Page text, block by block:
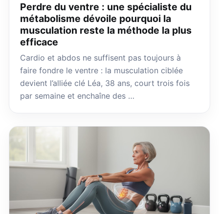
Perdre du ventre : une spécialiste du
métabolisme dévoile pourquoi la
musculation reste la méthode la plus
efficace
Cardio et abdos ne suffisent pas toujours à
faire fondre le ventre : la musculation ciblée
devient l’alliée clé Léa, 38 ans, court trois fois
par semaine et enchaîne des …